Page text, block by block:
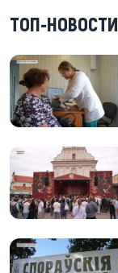
ТОП-НОВОСТИ